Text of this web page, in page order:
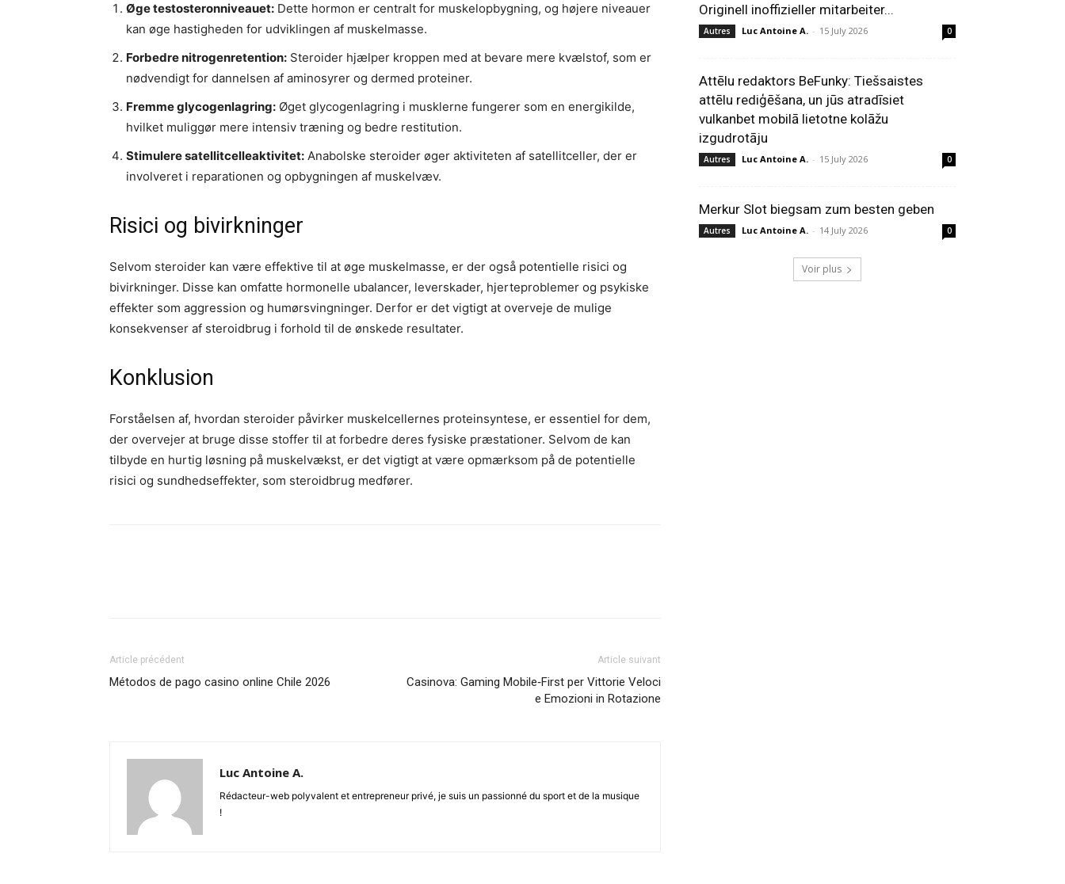
Øge testosteronniveauet: Dette hormon er centralt for muskelopbygning, og højere niveauer
kan øge hastigheden for udviklingen af muskelmasse.
Forbedre nitrogenretention: Steroider hjælper kroppen med at bevare mere kvælstof, som er
nødvendigt for dannelsen af aminosyrer og dermed proteiner.
Fremme glycogenlagring: Øget glycogenlagring i musklerne fungerer som en energikilde,
hvilket muliggør mere intensiv træning og bedre restitution.
Stimulere satellitcelleaktivitet: Anabolske steroider øger aktiviteten af satellitceller, der er
involveret i reparationen og opbygningen af muskelvæv.
Risici og bivirkninger
Selvom steroider kan være effektive til at øge muskelmasse, er der også potentielle risici og
bivirkninger. Disse kan omfatte hormonelle ubalancer, leverskader, hjerteproblemer og psykiske
effekter som aggression og humørsvingninger. Derfor er det vigtigt at overveje de mulige
konsekvenser af steroidbrug i forhold til de ønskede resultater.
Konklusion
Forståelsen af, hvordan steroider påvirker muskelcellernes proteinsyntese, er essentiel for dem,
der overvejer at bruge disse stoffer til at forbedre deres fysiske præstationer. Selvom de kan
tilbyde en hurtig løsning på muskelvækst, er det vigtigt at være opmærksom på de potentielle
risici og sundhedseffekter, som steroidbrug medfører.
Article précédent
Métodos de pago casino online Chile 2026
Article suivant
Casinova: Gaming Mobile‑First per Vittorie Veloci
e Emozioni in Rotazione
Luc Antoine A.
Rédacteur-web polyvalent et entrepreneur privé, je suis un passionné du sport et de la musique
!
Originell inoffizieller mitarbeiter...
Autres Luc Antoine A. - 15 July 2026 0
Attēlu redaktors BeFunky: Tiešsaistes
attēlu rediģēšana, un jūs atradīsiet
vulkanbet mobilā lietotne kolāžu
izgudrotāju
Autres Luc Antoine A. - 15 July 2026 0
Merkur Slot biegsam zum besten geben
Autres Luc Antoine A. - 14 July 2026 0
Voir plus